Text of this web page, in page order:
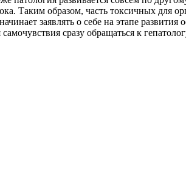
Таким образом, часть токсичных для
заявлять о себе на этапе
сразу обращаться к